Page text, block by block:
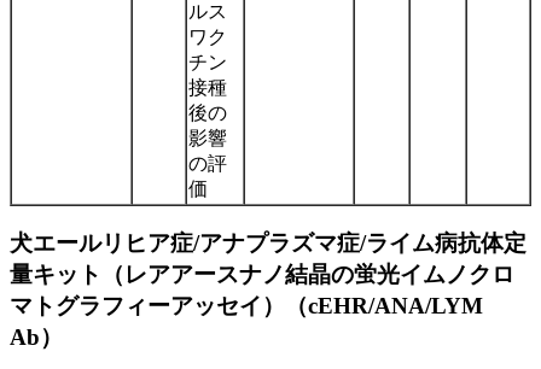
ルス
ワク
チン
接種
後の
影響
の評
価
犬エールリヒア症/アナプラズマ症/ライム病抗体定
量キット（レアアースナノ結晶の蛍光イムノクロ
マトグラフィーアッセイ）（cEHR/ANA/LYM
Ab）